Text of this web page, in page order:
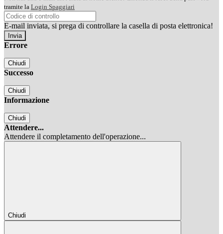
tramite la Login Spaggiari
E-mail inviata, si prega di controllare la casella di posta elettronica!
Errore
Chiudi
Successo
Chiudi
Informazione
Chiudi
Attendere...
Attendere il completamento dell'operazione...
Chiudi